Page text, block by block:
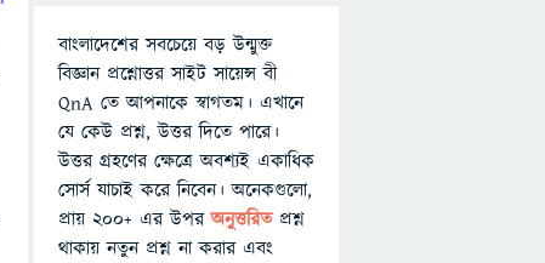
বাংলাদেশের সবচেয়ে বড় উন্মুক্ত
বিজ্ঞান প্রশ্নোত্তর সাইট সায়েন্স বী
QnA তে আপনাকে স্বাগতম। এখানে
যে কেউ প্রশ্ন, উত্তর দিতে পারে।
উত্তর গ্রহণের ক্ষেত্রে অবশ্যই একাধিক
সোর্স যাচাই করে নিবেন। অনেকগুলো,
প্রায় ২০০+ এর উপরঅনুত্তরিতপ্রশ্ন
থাকায় নতুন প্রশ্ন না করার এবং